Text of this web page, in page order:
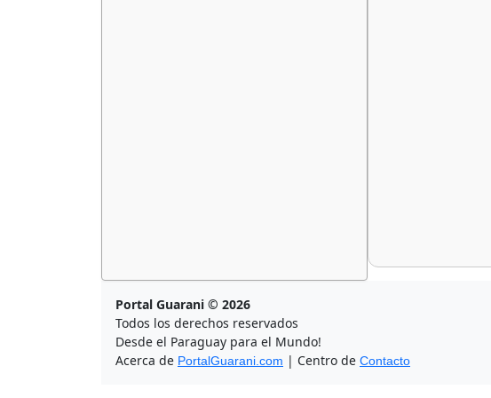
Portal Guarani © 2026
Todos los derechos reservados
Desde el Paraguay para el Mundo!
Acerca de PortalGuarani.com | Centro de Contacto